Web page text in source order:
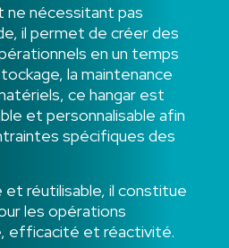
ne nécessitant pas
il permet de créer des
en un temps
la maintenance
ce hangar est
et personnalisable afin
spécifiques des
réutilisable, il constitue
les opérations
efficacité et réactivité.